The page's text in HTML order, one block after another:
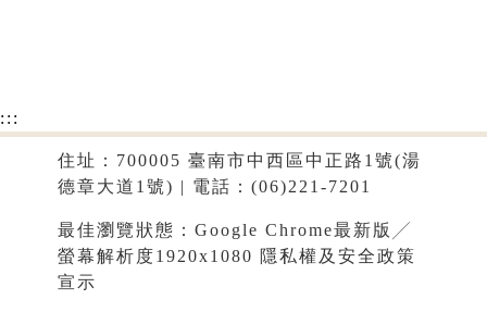
:::
住址：700005 臺南市中西區中正路1號(湯
德章大道1號) | 電話：(06)221-7201
最佳瀏覽狀態：Google Chrome最新版╱
螢幕解析度1920x1080 隱私權及安全政策
宣示